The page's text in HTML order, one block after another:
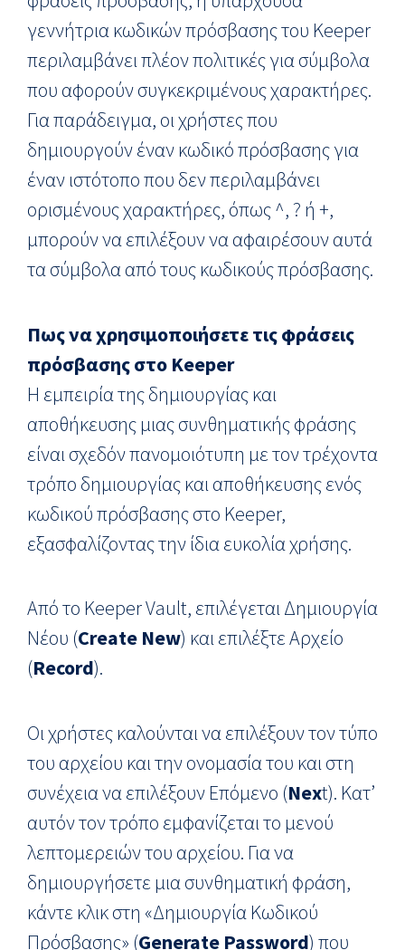
γεννήτρια κωδικών πρόσβασης του Keeper
περιλαμβάνει πλέον πολιτικές για σύμβολα
που αφορούν συγκεκριμένους χαρακτήρες.
Για παράδειγμα, οι χρήστες που
δημιουργούν έναν κωδικό πρόσβασης για
έναν ιστότοπο που δεν περιλαμβάνει
ορισμένους χαρακτήρες, όπως ^, ? ή +,
μπορούν να επιλέξουν να αφαιρέσουν αυτά
τα σύμβολα από τους κωδικούς πρόσβασης.
Πως να χρησιμοποιήσετε τις φράσεις
πρόσβασης στο Keeper
Η εμπειρία της δημιουργίας και
αποθήκευσης μιας συνθηματικής φράσης
είναι σχεδόν πανομοιότυπη με τον τρέχοντα
τρόπο δημιουργίας και αποθήκευσης ενός
κωδικού πρόσβασης στο Keeper,
εξασφαλίζοντας την ίδια ευκολία χρήσης.
Από το Keeper Vault, επιλέγεται Δημιουργία
Νέου (Create New) και επιλέξτε Αρχείο
(Record).
Οι χρήστες καλούνται να επιλέξουν τον τύπο
του αρχείου και την ονομασία του και στη
συνέχεια να επιλέξουν Επόμενο (Next). Κατ’
αυτόν τον τρόπο εμφανίζεται το μενού
λεπτομερειών του αρχείου. Για να
δημιουργήσετε μια συνθηματική φράση,
κάντε κλικ στη «Δημιουργία Κωδικού
Πρόσβασης» (Generate Password) που